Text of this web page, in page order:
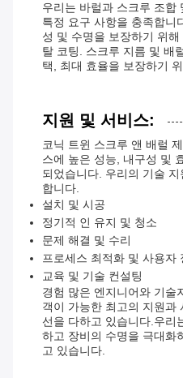
우리는 바럴과 스크루 조합
특정 요구 사항을 충족합니
성 및 수명을 보장하기 위
탈 코팅. 스크루 지름 및 배
택, 최대 효율을 보장하기
지원 및 서비스:
코닉 트윈 스크루 앤 배럴
스에 높은 성능, 내구성 및
되었습니다. 우리의 기술
합니다.
설치 및 시공
정기적 인 유지 및 청소
문제 해결 및 수리
프로세스 최적화 및 사용자
교육 및 기술 컨설팅
경험 많은 엔지니어와 기술
객이 가능한 최고의 지원과
선을 다하고 있습니다.우리
하고 장비의 수명을 극대화
고 있습니다.